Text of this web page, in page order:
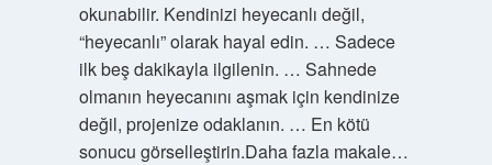
okunabilir. Kendinizi heyecanlı değil,
“heyecanlı” olarak hayal edin. … Sadece
ilk beş dakikayla ilgilenin. … Sahnede
olmanın heyecanını aşmak için kendinize
değil, projenize odaklanın. … En kötü
sonucu görselleştirin.Daha fazla makale…